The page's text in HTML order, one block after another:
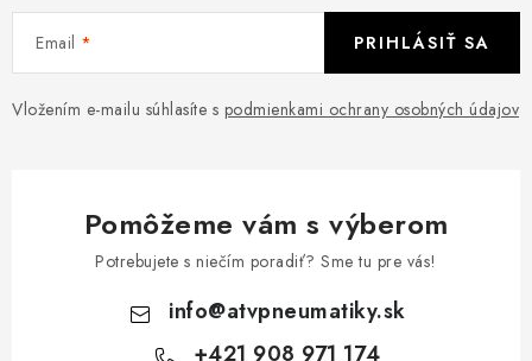
Email
Vložením e-mailu súhlasíte s podmienkami ochrany osobných údajov
PRIHLÁSIŤ SA
Pomôžeme vám s výberom
Potrebujete s niečím poradiť? Sme tu pre vás!
info@atvpneumatiky.sk
+421 908 971 174